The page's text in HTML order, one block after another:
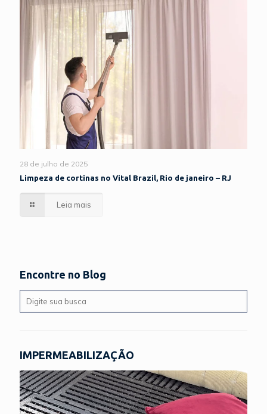
28 de julho de 2025
Limpeza de cortinas no Vital Brazil, Rio de janeiro – RJ
Leia mais
Encontre no Blog
IMPERMEABILIZAÇÃO
Tocador
de
vídeo